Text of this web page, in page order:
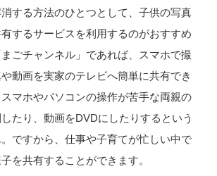
する方法のひとつとして、子供の写真
するサービスを利用するのがおすすめ
ごチャンネル」であれば、スマホで撮
動画を実家のテレビへ簡単に共有でき
マホやパソコンの操作が苦手な両親の
たり、動画をDVDにしたりするという
ですから、仕事や子育てが忙しい中で
を共有することができます。